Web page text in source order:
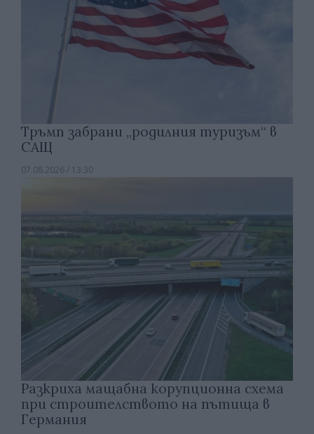
Тръмп забрани „родилния туризъм“ в
САЩ
07.08.2026 / 13:30
Разкриха мащабна корупционна схема
при строителството на пътища в
Германия